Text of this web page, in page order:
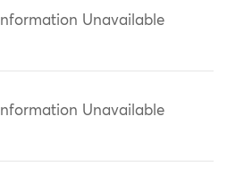
Information Unavailable
Information Unavailable